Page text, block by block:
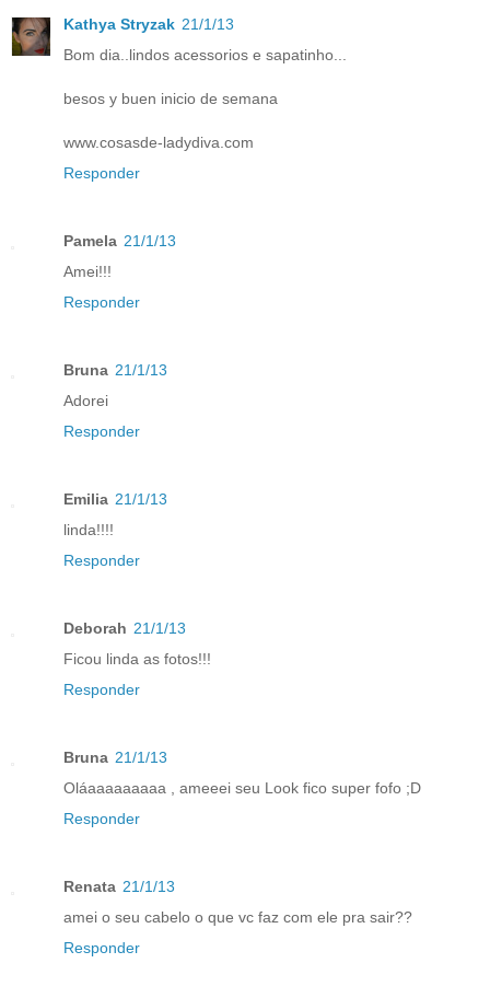
Kathya Stryzak 21/1/13
Bom dia..lindos acessorios e sapatinho...
besos y buen inicio de semana
www.cosasde-ladydiva.com
Responder
Pamela 21/1/13
Amei!!!
Responder
Bruna 21/1/13
Adorei
Responder
Emilia 21/1/13
linda!!!!
Responder
Deborah 21/1/13
Ficou linda as fotos!!!
Responder
Bruna 21/1/13
Oláaaaaaaaaa , ameeei seu Look fico super fofo ;D
Responder
Renata 21/1/13
amei o seu cabelo o que vc faz com ele pra sair??
Responder